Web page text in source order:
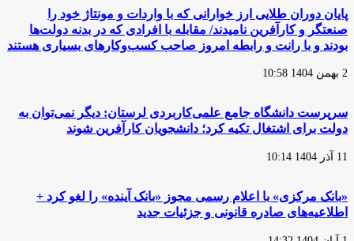
پایان دوران طلایی ارز خوارانی که با واردات و مونتاژ خود را
صنعتگر و کارآفرین نامیدند/ مقابله با افرادی که در بدنه دولت‌ها
بودند و با رانت و رابطه امروز صاحب کسب‌وکارهای بسیاری هستند
2 بهمن 1404 10:58
سرپرست دانشگاه جامع علمی‌کاربردی لرستان: دیگر نمی‌توان به
دولت برای اشتغال تکیه کرد؛ دانشجویان کارآفرین شوند
11 آذر 1404 10:14
«بانک مرکزی» با اعلام رسمی مجوز «بانک آینده» را لغو کرد +
اطلاعیه‌های صادره قانونی و جزئیات جدید